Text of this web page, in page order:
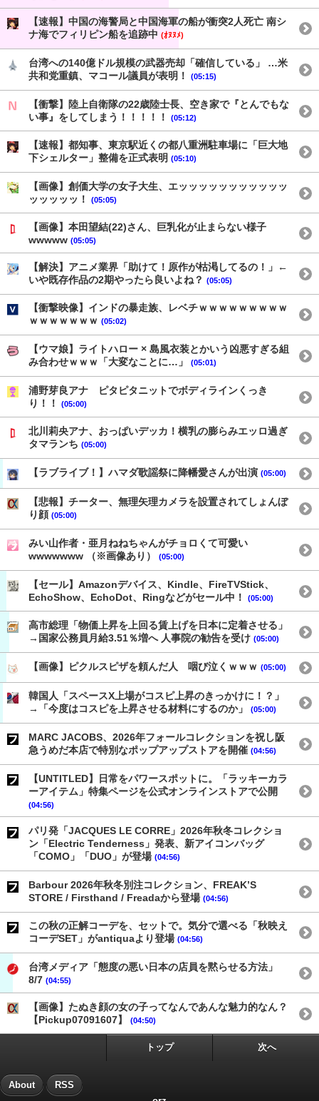
【速報】中国の海警局と中国海軍の船が衝突2人死亡 南シ
ナ海でフィリピン船を追跡中 (ｵﾇﾇﾒ)
台湾への140億ドル規模の武器売却「確信している」 …米
共和党重鎮、マコール議員が表明！
(05:15)
【衝撃】陸上自衛隊の22歳陸士長、空き家で『とんでもな
い事』をしてしまう！！！！！
(05:12)
【速報】都知事、東京駅近くの都八重洲駐車場に「巨大地
下シェルター」整備を正式表明 (05:10)
【画像】創価大学の女子大生、エッッッッッッッッッッッ
ッッッッッ！
(05:05)
【画像】本田望結(22)さん、巨乳化が止まらない様子
wwwww (05:05)
【解決】アニメ業界「助けて！原作が枯渇してるの！」←
いや既存作品の2期やったら良いよね？ (05:05)
【衝撃映像】インドの暴走族、レベチｗｗｗｗｗｗｗｗｗ
ｗｗｗｗｗｗｗ (05:02)
【ウマ娘】ライトハロー × 島風衣装とかいう凶悪すぎる組
み合わせｗｗｗ「大変なことに…」
(05:01)
浦野芽良アナ ピタピタニットでボディラインくっき
り！！
(05:00)
北川莉央アナ、おっぱいデッカ！横乳の膨らみエッロ過ぎ
タマランち (05:00)
【ラブライブ！】ハマダ歌謡祭に降幡愛さんが出演 (05:00)
【悲報】チーター、無理矢理カメラを設置されてしょんぼ
り顔 (05:00)
みい山作者・亜月ねねちゃんがチョロくて可愛い
wwwwwww （※画像あり）
(05:00)
【セール】Amazonデバイス、Kindle、FireTVStick、
EchoShow、EchoDot、Ringなどがセール中！
(05:00)
高市総理「物価上昇を上回る賃上げを日本に定着させる」
→国家公務員月給3.51％増へ 人事院の勧告を受け (05:00)
【画像】ピクルスピザを頼んだ人 咽び泣くｗｗｗ (05:00)
韓国人「スペースX上場がコスピ上昇のきっかけに！？」
→「今度はコスピを上昇させる材料にするのか」
(05:00)
MARC JACOBS、2026年フォールコレクションを祝し阪
急うめだ本店で特別なポップアップストアを開催 (04:56)
【UNTITLED】日常をパワースポットに。「ラッキーカラ
ーアイテム」特集ページを公式オンラインストアで公開
(04:56)
パリ発「JACQUES LE CORRE」2026年秋冬コレクショ
ン「Electric Tenderness」発表、新アイコンバッグ
「COMO」「DUO」が登場 (04:56)
Barbour 2026年秋冬別注コレクション、FREAK’S
STORE / Firsthand / Freadaから登場 (04:56)
この秋の正解コーデを、セットで。気分で選べる「秋映え
コーデSET」がantiquaより登場 (04:56)
台湾メディア「態度の悪い日本の店員を黙らせる方法」
8/7 (04:55)
【画像】たぬき顔の女の子ってなんであんな魅力的なん？
【Pickup07091607】
(04:50)
トップ 次へ
About RSS